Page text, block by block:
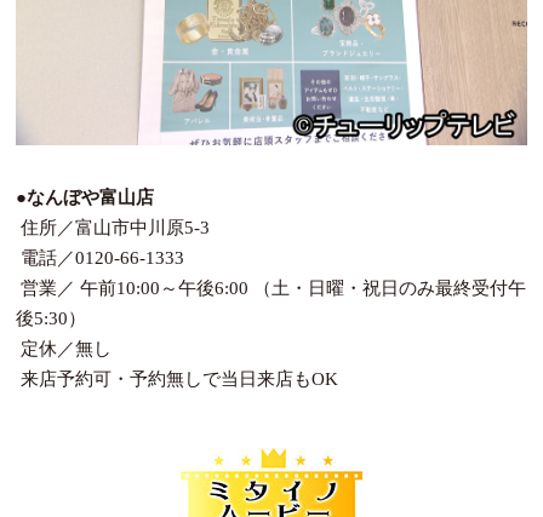
●なんぼや富山店
住所／富山市中川原5-3
電話／0120-66-1333
営業／ 午前10:00～午後6:00 （土・日曜・祝日のみ最終受付午
後5:30）
定休／無し
来店予約可・予約無しで当日来店もOK